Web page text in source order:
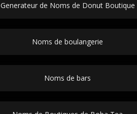
Generateur de Noms de Donut Boutique
Noms de boulangerie
Noms de bars